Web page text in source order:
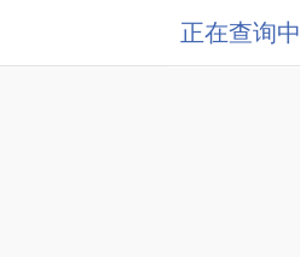
正在查询中